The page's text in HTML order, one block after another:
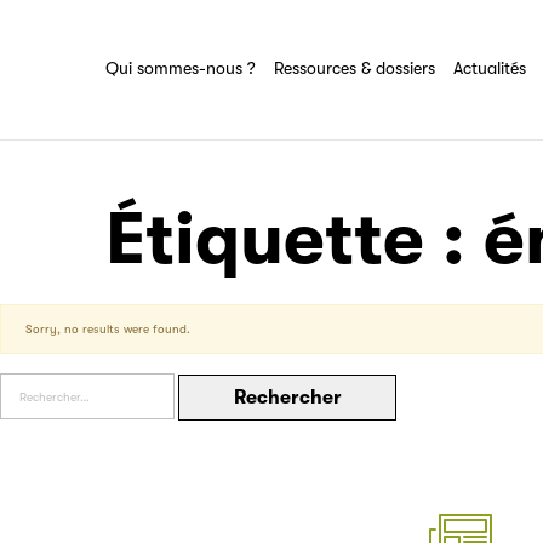
Qui sommes-nous ? Ressources & dossiers Actualités
d'expertise du groupe Sciences pour tous
Étiquette :
Sorry, no results were found.